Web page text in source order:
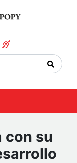
con su